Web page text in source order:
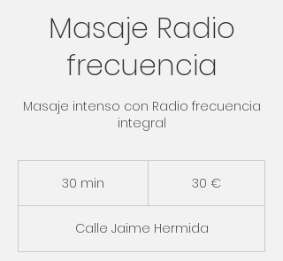
Masaje Radio
frecuencia
Masaje intenso con Radio frecuencia
integral
30 min
m
i
30 €
Calle Jaime Hermida